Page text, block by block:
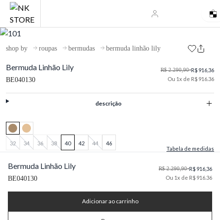
shop by roupas bermudas bermuda linhão lily
Bermuda Linhão Lily
BE040130
R$ 2.290,90•R$ 916,36
Ou 1x de R$ 916.36
descrição
32 34 36 38 40 42 44
46
Tabela de medidas
Bermuda Linhão Lily
BE040130
R$ 2.290,90•R$ 916,36
Ou 1x de R$ 916.36
Adicionar ao carrinho